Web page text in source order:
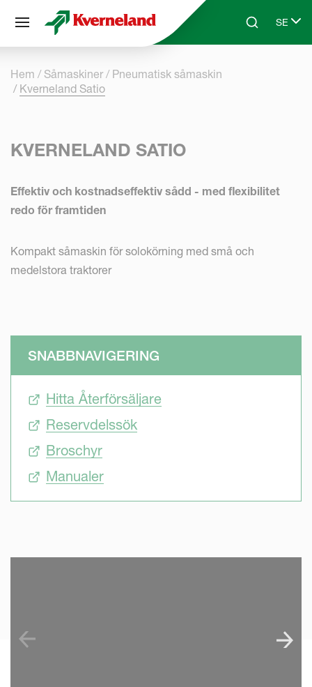
Skip to main contentSearchSE
Select
Hem Såmaskiner
Pneumatisk såmaskin
Kverneland Satio
KVERNELAND SATIO
Effektiv och kostnadseffektiv sådd - med flexibilitet
redo för framtiden
Kompakt såmaskin för solokörning med små och
medelstora traktorer
SNABBNAVIGERING
Hitta Återförsäljare
Reservdelssök
Broschyr
Manualer
Cookie- hanteringspanel